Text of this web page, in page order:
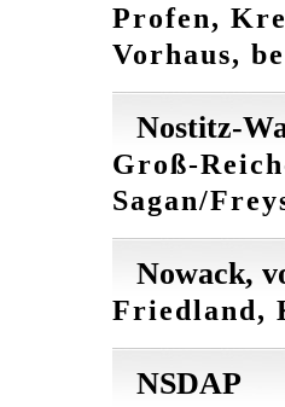
Profen,
Vorhaus,
Nostitz-
Groß-
Sagan/
Nowack,
Friedland,
NSDAP